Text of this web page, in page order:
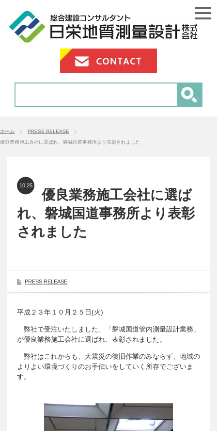
ホーム
PRESS RELEASE
優良業務施工会社に選ばれ、磐城国道事務所より表彰されました
10.25
優良業務施工会社に選ば
れ、磐城国道事務所より表彰
されました
PRESS RELEASE
平成２３年１０月２５日(火)
弊社で受注いたしました、「磐城国道管内測量設計業務」
が優良業務施工会社に選ばれ、表彰されました。
弊社はこれからも、大震災の復旧作業のみならず、地域の
よりよい環境づくりのお手伝いをしていく所存でございま
す。